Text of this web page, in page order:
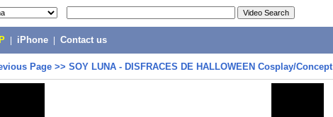
iPhone Contact us
Page >> SOY LUNA - DISFRACES DE HALLOWEEN Cosplay/Concept